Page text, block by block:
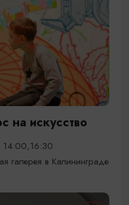
на искусство
галерея в Калининграде